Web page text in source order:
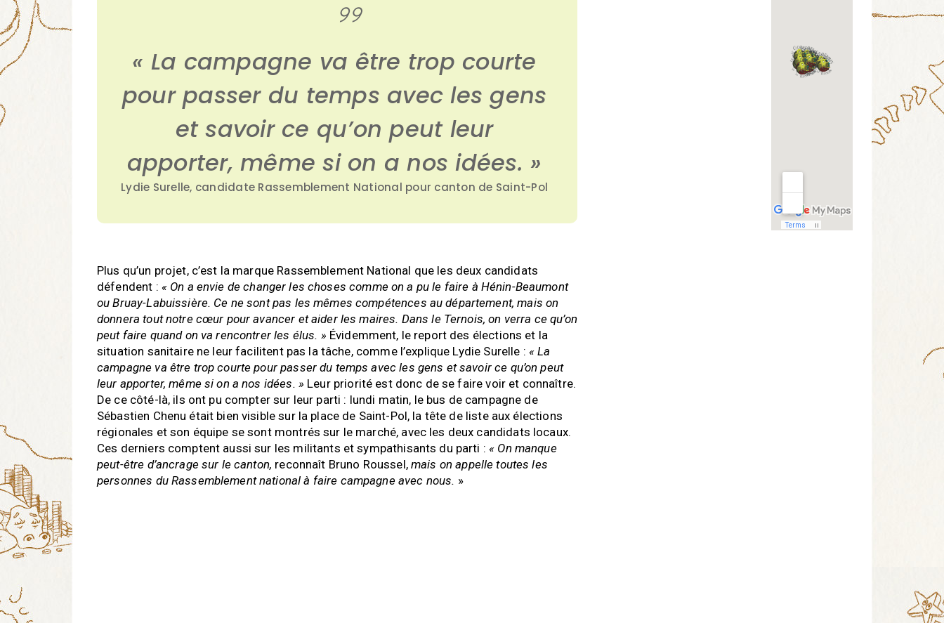
« La campagne va être trop courte
pour passer du temps avec les gens
et savoir ce qu’on peut leur
apporter, même si on a nos idées. »
Lydie Surelle, candidate Rassemblement National pour canton de Saint-Pol
Plus qu’un projet, c’est la marque Rassemblement National que les deux candidats
défendent : « On a envie de changer les choses comme on a pu le faire à Hénin-Beaumont
ou Bruay-Labuissière. Ce ne sont pas les mêmes compétences au département, mais on
donnera tout notre cœur pour avancer et aider les maires. Dans le Ternois, on verra ce qu’on
peut faire quand on va rencontrer les élus. » Évidemment, le report des élections et la
situation sanitaire ne leur facilitent pas la tâche, comme l’explique Lydie Surelle : « La
campagne va être trop courte pour passer du temps avec les gens et savoir ce qu’on peut
leur apporter, même si on a nos idées. » Leur priorité est donc de se faire voir et connaître.
De ce côté-là, ils ont pu compter sur leur parti : lundi matin, le bus de campagne de
Sébastien Chenu était bien visible sur la place de Saint-Pol, la tête de liste aux élections
régionales et son équipe se sont montrés sur le marché, avec les deux candidats locaux.
Ces derniers comptent aussi sur les militants et sympathisants du parti : « On manque
peut-être d’ancrage sur le canton, reconnaît Bruno Roussel,mais on appelle toutes les
personnes du Rassemblement national à faire campagne avec nous. »